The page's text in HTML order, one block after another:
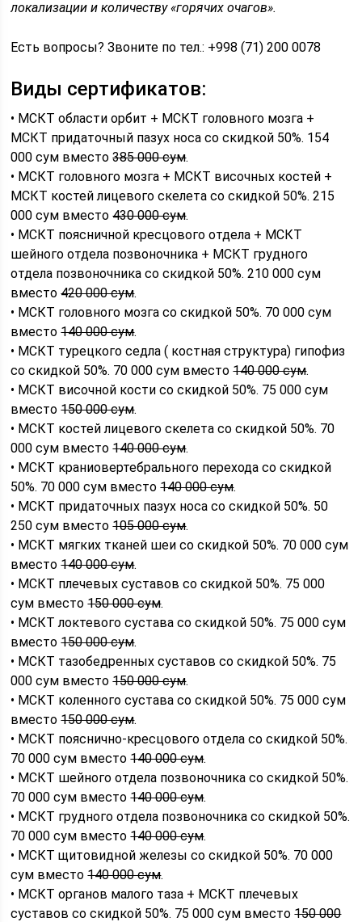
локализации и количеству «горячих очагов».
Есть вопросы? Звоните по тел.: +998 (71) 200 0078
Виды сертификатов:
• МСКТ области орбит + МСКТ головного мозга +
МСКТ придаточный пазух носа со скидкой 50%. 154
000 сум вместо385 000 сум.
• МСКТ головного мозга + МСКТ височных костей +
МСКТ костей лицевого скелета со скидкой 50%. 215
000 сум вместо430 000 сум.
• МСКТ поясничной кресцового отдела + МСКТ
шейного отдела позвоночника + МСКТ грудного
отдела позвоночника со скидкой 50%. 210 000 сум
вместо420 000 сум.
• МСКТ головного мозга со скидкой 50%. 70 000 сум
вместо140 000 сум.
• МСКТ турецкого седла ( костная структура) гипофиз
со скидкой 50%. 70 000 сум вместо140 000 сум.
• МСКТ височной кости со скидкой 50%. 75 000 сум
вместо150 000 сум.
• МСКТ костей лицевого скелета со скидкой 50%. 70
000 сум вместо140 000 сум.
• МСКТ краниовертебрального перехода со скидкой
50%. 70 000 сум вместо140 000 сум.
• МСКТ придаточных пазух носа со скидкой 50%. 50
250 сум вместо105 000 сум.
• МСКТ мягких тканей шеи со скидкой 50%. 70 000 сум
вместо140 000 сум.
• МСКТ плечевых суставов со скидкой 50%. 75 000
сум вместо150 000 сум.
• МСКТ локтевого сустава со скидкой 50%. 75 000 сум
вместо150 000 сум.
• МСКТ тазобедренных суставов со скидкой 50%. 75
000 сум вместо150 000 сум.
• МСКТ коленного сустава со скидкой 50%. 75 000 сум
вместо150 000 сум.
• МСКТ пояснично-кресцового отдела со скидкой 50%.
70 000 сум вместо140 000 сум.
• МСКТ шейного отдела позвоночника со скидкой 50%.
70 000 сум вместо140 000 сум.
• МСКТ грудного отдела позвоночника со скидкой 50%.
70 000 сум вместо140 000 сум.
• МСКТ щитовидной железы со скидкой 50%. 70 000
сум вместо140 000 сум.
• МСКТ органов малого таза + МСКТ плечевых
суставов со скидкой 50%. 75 000 сум вместо150 000